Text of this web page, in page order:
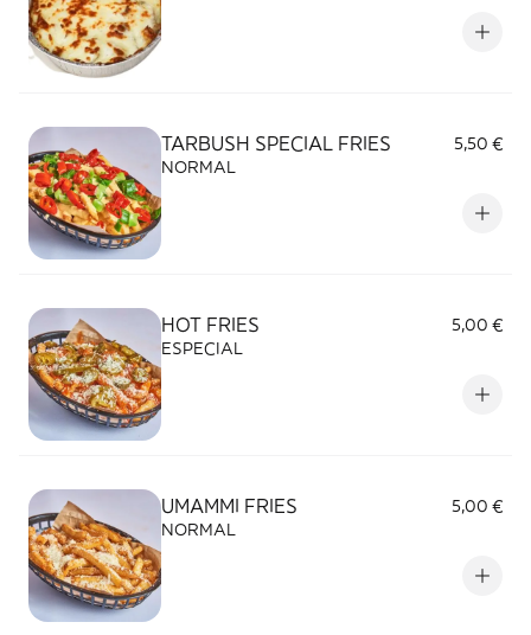
TARBUSH SPECIAL FRIES
5,50 €
NORMAL
HOT FRIES
5,00 €
ESPECIAL
UMAMMI FRIES
5,00 €
NORMAL